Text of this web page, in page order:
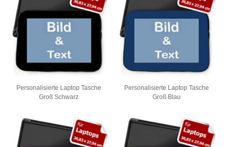
Personalisierte Laptop Tasche
Groß Schwarz
Personalisierte Laptop Tasche
Groß Blau